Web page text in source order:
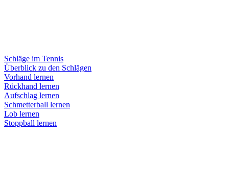
Schläge im Tennis
Überblick zu den Schlägen
Vorhand lernen
Rückhand lernen
Aufschlag lernen
Schmetterball lernen
Lob lernen
Stoppball lernen